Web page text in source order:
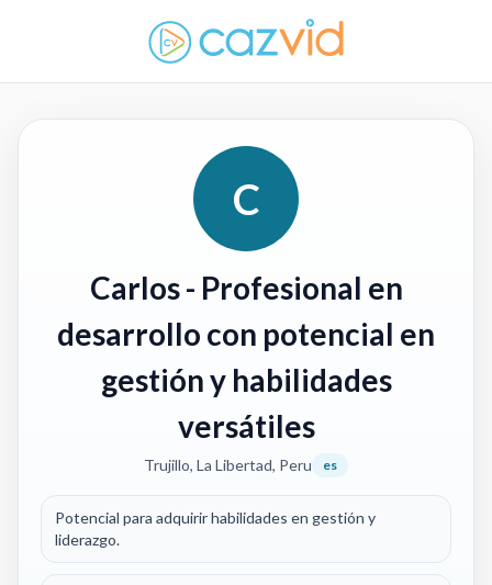
C
Carlos- Profesional en
desarrollo con potencial en
gestión y habilidades
versátiles
Trujillo, La Libertad, Peru es
Potencial para adquirir habilidades en gestión y
liderazgo.